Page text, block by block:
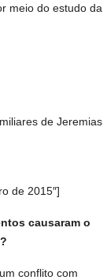
meio do estudo da
de Jeremias
de 2015″]
causaram o
conflito com